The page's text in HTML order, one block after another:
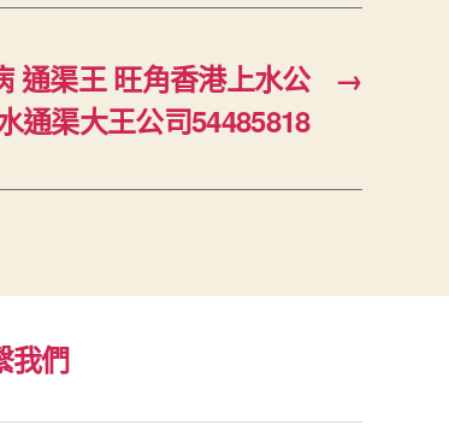
→
通渠王 旺角香港上水公
通渠大王公司54485818
我們